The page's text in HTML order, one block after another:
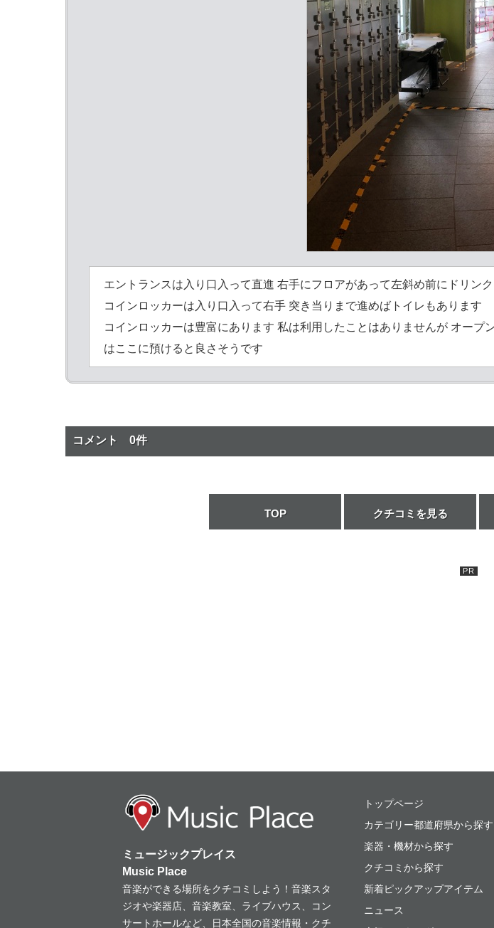
エントランスは入り口入って直進 右手にフロアがあって左斜め前にドリン
コインロッカーは入り口入って右手 突き当りまで進めばトイレもあります
コインロッカーは豊富にあります 私は利用したことはありませんが オー
はここに預けると良さそうです
コメント 0件
TOP クチコミを見る
ミュージックプレイス
ミュージックプレイス
Music Place
音楽ができる場所をクチコミしよう！音楽スタ
ジオや楽器店、音楽教室、ライブハウス、コン
サートホールなど、日本全国の音楽情報・クチ
トップページ
カテゴリー都道府県から探す
楽器・機材から探す
クチコミから探す
新着ピックアップアイテム
ニュース